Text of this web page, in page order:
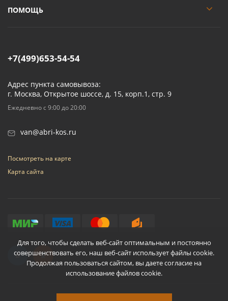
Для того, чтобы сделать веб-сайт оптимальным и постоянно
совершенствовать его, наш веб-сайт использует файлы cookie.
Продолжая пользоваться сайтом, вы даете согласие на
использование файлов cookie.
ПОМОЩЬ
+7(499)653-54-54
Адрес пункта самовывоза:
г. Москва, Открытое шоссе, д. 15, корп.1, стр. 9
Ежедневно с 9:00 до 20:00
van@abri-kos.ru
Посмотреть на карте
Карта сайта